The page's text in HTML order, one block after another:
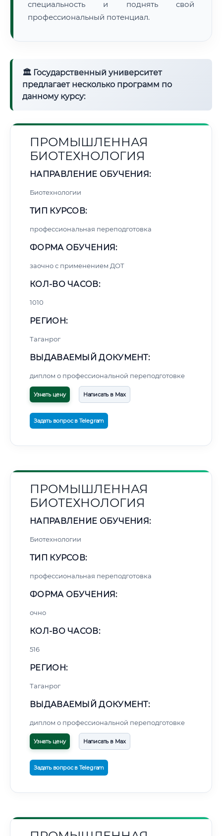
специальность и поднять свой
профессиональный потенциал.
🏛 Государственный университет
предлагает несколько программ по
данному курсу:
ПРОМЫШЛЕННАЯ
БИОТЕХНОЛОГИЯ
НАПРАВЛЕНИЕ ОБУЧЕНИЯ:
Биотехнологии
ТИП КУРСОВ:
профессиональная переподготовка
ФОРМА ОБУЧЕНИЯ:
заочно с применением ДОТ
КОЛ-ВО ЧАСОВ:
1010
РЕГИОН:
Таганрог
ВЫДАВАЕМЫЙ ДОКУМЕНТ:
диплом о профессиональной переподготовке
Узнать цену Написать в Max
Задать вопрос в Telegram
ПРОМЫШЛЕННАЯ
БИОТЕХНОЛОГИЯ
НАПРАВЛЕНИЕ ОБУЧЕНИЯ:
Биотехнологии
ТИП КУРСОВ:
профессиональная переподготовка
ФОРМА ОБУЧЕНИЯ:
очно
КОЛ-ВО ЧАСОВ:
516
РЕГИОН:
Таганрог
ВЫДАВАЕМЫЙ ДОКУМЕНТ:
диплом о профессиональной переподготовке
Узнать цену Написать в Max
Задать вопрос в Telegram